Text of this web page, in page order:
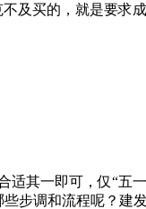
及买的，就是要求
适其一即可，仅“五
步调和流程呢？建